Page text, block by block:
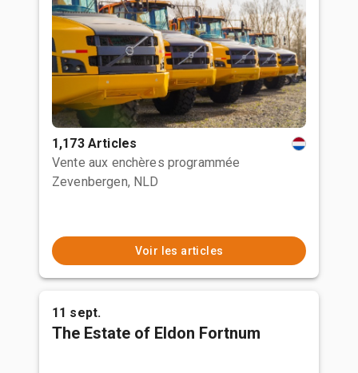
1,173 Articles
Vente aux enchères programmée
Zevenbergen, NLD
Voir les articles
11 sept.
The Estate of Eldon Fortnum